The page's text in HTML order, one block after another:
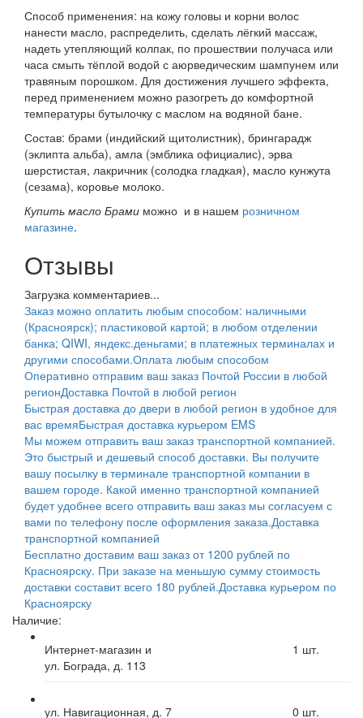
Способ применения: на кожу головы и корни волос
нанести масло, распределить, сделать лёгкий массаж,
надеть утепляющий колпак, по прошествии получаса или
часа смыть тёплой водой с аюрведическим шампунем или
травяным порошком. Для достижения лучшего эффекта,
перед применением можно разогреть до комфортной
температуры бутылочку с маслом на водяной бане.
Состав: брами (индийский щитолистник), брингарадж
(эклипта альба), амла (эмблика официалис), эрва
шерстистая, лакричник (солодка гладкая), масло кунжута
(сезама), коровье молоко.
Купить масло Брами можно и в нашем розничном
магазине.
Отзывы
Загрузка комментариев...
Заказ можно оплатить любым способом: наличными
(Красноярск); пластиковой картой; в любом отделении
банка; QIWI, яндекс.деньгами; в платежных терминалах и
другими способами.Оплата любым способом
Оперативно отправим ваш заказ Почтой России в любой
регионДоставка Почтой в любой регион
Быстрая доставка до двери в любой регион в удобное для
вас времяБыстрая доставка курьером EMS
Мы можем отправить ваш заказ транспортной компанией.
Это быстрый и дешевый способ доставки. Вы получите
вашу посылку в терминале транспортной компании в
вашем городе. Какой именно транспортной компанией
будет удобнее всего отправить ваш заказ мы согласуем с
вами по телефону после оформления заказа.Доставка
транспортной компанией
Бесплатно доставим ваш заказ от 1200 рублей по
Красноярску. При заказе на меньшую сумму стоимость
доставки составит всего 180 рублей.Доставка курьером по
Красноярску
Наличие:
Интернет-магазин и
ул. Бограда, д. 113
1 шт.
ул. Навигационная, д. 7 0 шт.